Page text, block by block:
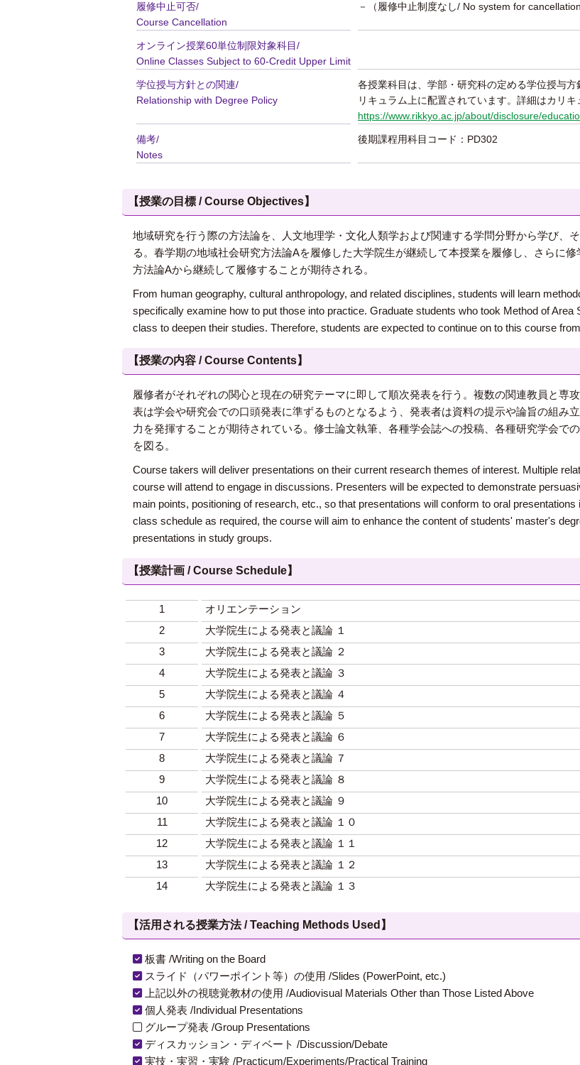
履修中止可否/
Course Cancellation
－（履修中止制度なし/ No system for
オンライン授業60単位制限対象科目/
Online Classes Subject to 60-Credit Upper Limit
学位授与方針との関連/
Relationship with Degree Policy
各授業科目は、学部・研究科の定める学位授与
リキュラム上に配置されています。詳細はカリ
https://www.rikkyo.ac.jp/about/disclosure/
備考/
Notes
後期課程用科目コード：PD302
【授業の目標 / Course Objectives】
地域研究を行う際の方法論を、人文地理学・文化人類学および関連する学問分野から学び、
る。春学期の地域社会研究方法論Aを履修した大学院生が継続して本授業を履修し、さらに
方法論Aから継続して履修することが期待される。
From human geography, cultural anthropology, and related disciplines, students will learn
specifically examine how to put those into practice. Graduate students who took Method of Area
class to deepen their studies. Therefore, students are expected to continue on to this course
【授業の内容 / Course Contents】
履修者がそれぞれの関心と現在の研究テーマに即して順次発表を行う。複数の関連教員と専
表は学会や研究会での口頭発表に準ずるものとなるよう、発表者は資料の提示や論旨の組み
力を発揮することが期待されている。修士論文執筆、各種学会誌への投稿、各種研究学会で
を図る。
Course takers will deliver presentations on their current research themes of interest. Multiple
course will attend to engage in discussions. Presenters will be expected to demonstrate
main points, positioning of research, etc., so that presentations will conform to oral
class schedule as required, the course will aim to enhance the content of students' master's
presentations in study groups.
【授業計画 / Course Schedule】
1
オリエンテーション
2
大学院生による発表と議論 １
3
大学院生による発表と議論 ２
4
大学院生による発表と議論 ３
5
大学院生による発表と議論 ４
6
大学院生による発表と議論 ５
7
大学院生による発表と議論 ６
8
大学院生による発表と議論 ７
9
大学院生による発表と議論 ８
10
大学院生による発表と議論 ９
11
大学院生による発表と議論 １０
12
大学院生による発表と議論 １１
13
大学院生による発表と議論 １２
14
大学院生による発表と議論 １３
【活用される授業方法 / Teaching Methods Used】
板書 /Writing on the Board
スライド（パワーポイント等）の使用 /Slides (PowerPoint, etc.)
上記以外の視聴覚教材の使用 /Audiovisual Materials Other than Those Listed Above
個人発表 /Individual Presentations
グループ発表 /Group Presentations
ディスカッション・ディベート /Discussion/Debate
実技・実習・実験 /Practicum/Experiments/Practical Training